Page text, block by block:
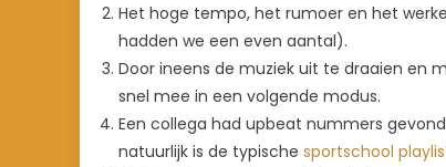
Het hoge tempo, het rumoer en het
hadden we een even aantal).
Door ineens de muziek uit te draaien en
snel mee in een volgende modus.
Een collega had upbeat nummers
natuurlijk is de typische sportschool